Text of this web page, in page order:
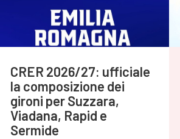
CRER 2026/27: ufficiale
la composizione dei
gironi per Suzzara,
Viadana, Rapid e
Sermide